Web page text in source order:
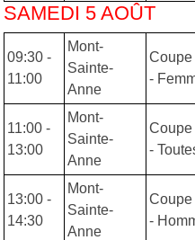
SAMEDI 5 AOÛT
09:30 -
11:00
Mont-
Sainte-
Anne
Coupe
-
11:00 -
13:00
Mont-
Sainte-
Anne
Coupe
-
13:00 -
14:30
Mont-
Sainte-
Anne
Coupe
-